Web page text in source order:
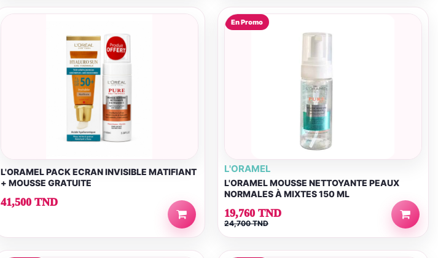
L'ORAMEL PACK ECRAN INVISIBLE MATIFIANT
+ MOUSSE GRATUITE
41,500 TND
En Promo
L'ORAMEL
L'ORAMEL MOUSSE NETTOYANTE PEAUX
NORMALES À MIXTES 150 ML
19,760 TND
24,700 TND